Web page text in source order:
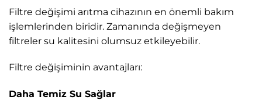
Filtre değişimi arıtma cihazının en önemli bakım
işlemlerinden biridir. Zamanında değişmeyen
filtreler su kalitesini olumsuz etkileyebilir.
Filtre değişiminin avantajları:
Daha Temiz Su Sağlar